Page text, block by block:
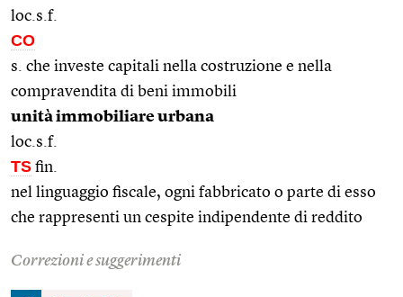
loc.s.f.
CO
s. che investe capitali nella costruzione e nella
compravendita di beni immobili
unità immobiliare urbana
loc.s.f.
TS fin.
nel linguaggio fiscale, ogni fabbricato o parte di esso
che rappresenti un cespite indipendente di reddito
Correzioni e suggerimenti